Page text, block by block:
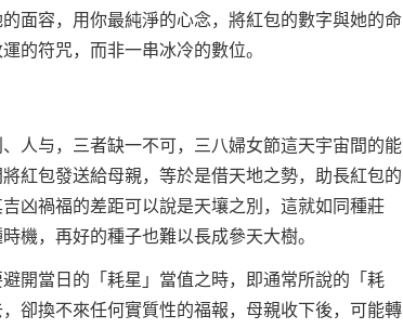
面容，用你最純淨的心念，將紅包的數字與她的命
的符咒，而非一串冰冷的數位。
人与，三者缺一不可，三八婦女節這天宇宙間的能
紅包發送給母親，等於是借天地之勢，助長紅包的
凶禍福的差距可以說是天壤之別，這就如同種莊
機，再好的種子也難以長成參天大樹。
開當日的「耗星」當值之時，即通常所說的「耗
卻換不來任何實質性的福報，母親收下後，可能轉